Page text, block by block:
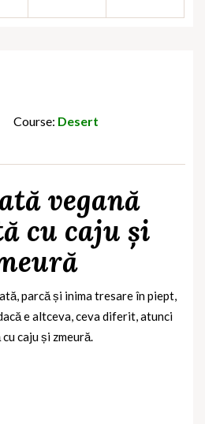
Course: Desert
vegană
cu caju și
parcă și inima tresare în piept,
e altceva, ceva diferit, atunci
caju și zmeură.